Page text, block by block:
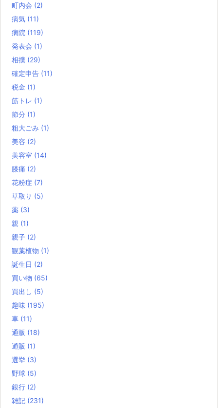
町内会 (2)
病気 (11)
病院 (119)
発表会 (1)
相撲 (29)
確定申告 (11)
税金 (1)
筋トレ (1)
節分 (1)
粗大ごみ (1)
美容 (2)
美容室 (14)
膝痛 (2)
花粉症 (7)
草取り (5)
薬 (3)
親 (1)
親子 (2)
観葉植物 (1)
誕生日 (2)
買い物 (65)
買出し (5)
趣味 (195)
車 (11)
通販 (18)
通販 (1)
選挙 (3)
野球 (5)
銀行 (2)
雑記 (231)